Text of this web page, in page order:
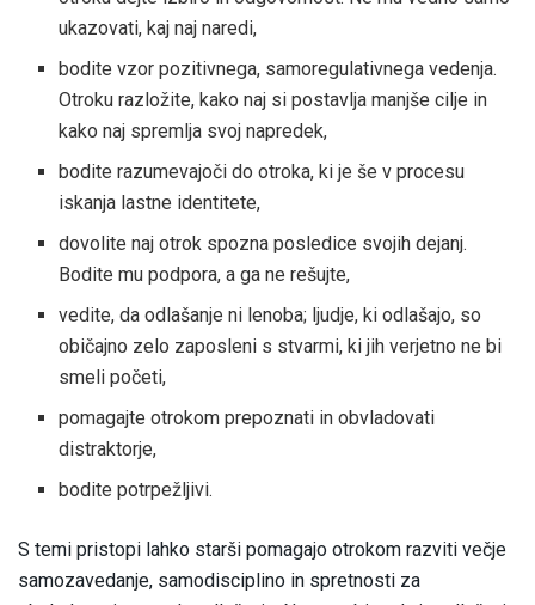
ukazovati, kaj naj naredi,
bodite vzor pozitivnega, samoregulativnega vedenja.
Otroku razložite, kako naj si postavlja manjše cilje in
kako naj spremlja svoj napredek,
bodite razumevajoči do otroka, ki je še v procesu
iskanja lastne identitete,
dovolite naj otrok spozna posledice svojih dejanj.
Bodite mu podpora, a ga ne rešujte,
vedite, da odlašanje ni lenoba; ljudje, ki odlašajo, so
običajno zelo zaposleni s stvarmi, ki jih verjetno ne bi
smeli početi,
pomagajte otrokom prepoznati in obvladovati
distraktorje,
bodite potrpežljivi.
S temi pristopi lahko starši pomagajo otrokom razviti večje
samozavedanje, samodisciplino in spretnosti za